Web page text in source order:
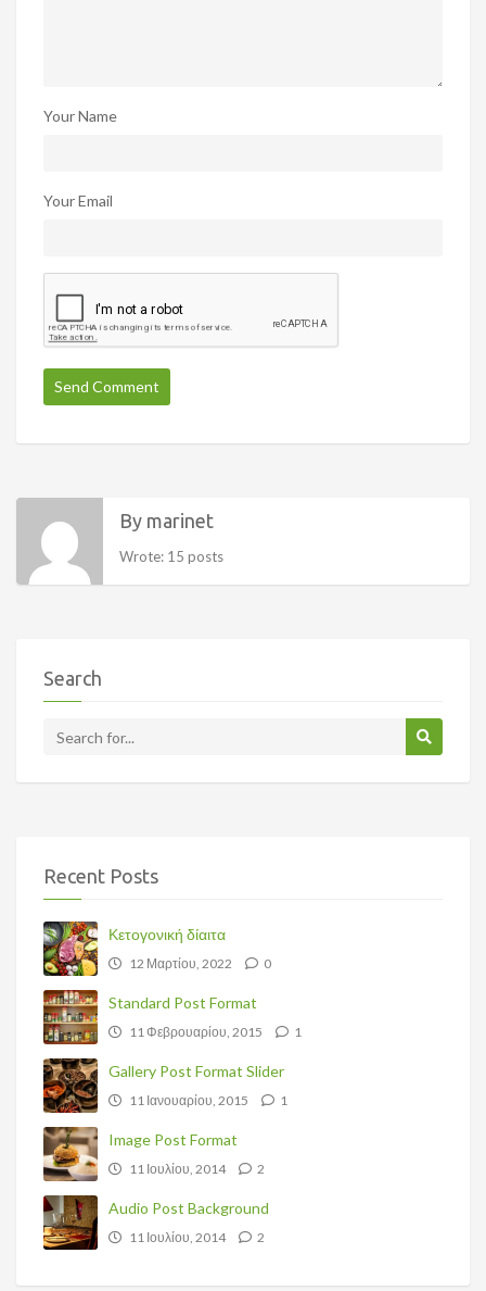
Your Name
Your Email
By marinet
Wrote: 15 posts
Search
Recent Posts
Κετογονική δίαιτα
12 Μαρτίου, 2022 0
Standard Post Format
11 Φεβρουαρίου, 2015 1
Gallery Post Format Slider
11 Ιανουαρίου, 2015 1
Image Post Format
11 Ιουλίου, 2014 2
Audio Post Background
11 Ιουλίου, 2014 2